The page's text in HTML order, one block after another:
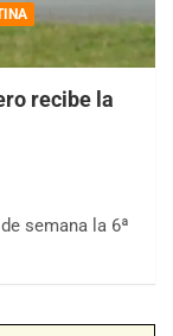
recibe la
semana la 6ª